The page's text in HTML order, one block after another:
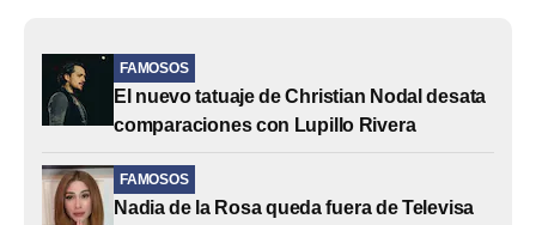
FAMOSOS
El nuevo tatuaje de Christian Nodal desata
comparaciones con Lupillo Rivera
FAMOSOS
Nadia de la Rosa queda fuera de Televisa